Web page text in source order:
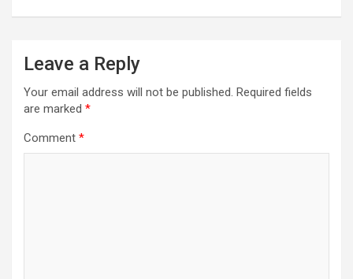
Leave a Reply
Your email address will not be published. Required fields
are marked *
Comment *